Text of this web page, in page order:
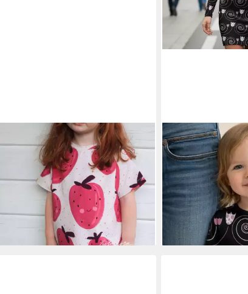
LEYLAS WELT
Stoff Stoff Jersey Erdbeerchen
Erdbeere Früchte Katzengold
Design, Reaktivdruck
(24,90 €/ 1 m)
lieferbar - in 3-4 Werktagen bei dir
LARISSASTOFFE
Stoff Jersey Stoff
Meterware
Swirl“, Meterware,
6,95 €
(9,27 €/ 1 m)
lieferbar - in 5-6